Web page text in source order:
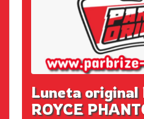
Luneta original
ROYCE